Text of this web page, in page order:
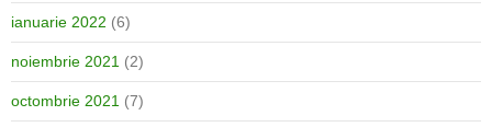
ianuarie 2022 (6)
noiembrie 2021 (2)
octombrie 2021 (7)